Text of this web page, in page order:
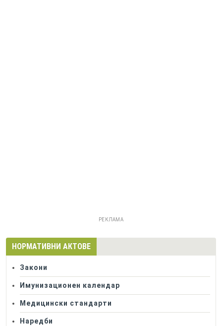
РЕКЛАМА
НОРМАТИВНИ АКТОВЕ
Закони
Имунизационен календар
Медицински стандарти
Наредби